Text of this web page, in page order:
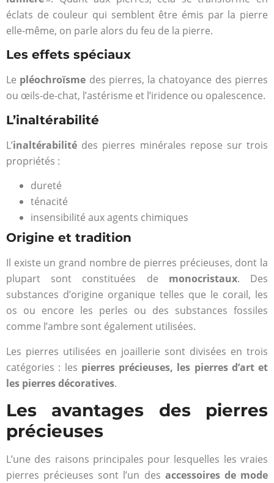
éclats de couleur qui semblent être émis par la pierre
elle-même, on parle alors du feu de la pierre.
Les effets spéciaux
Le pléochroïsme des pierres, la chatoyance des pierres
ou œils-de-chat, l’astérisme et l’iridence ou opalescence.
L’inaltérabilité
L’inaltérabilité des pierres minérales repose sur trois
propriétés :
dureté
ténacité
insensibilité aux agents chimiques
Origine et tradition
Il existe un grand nombre de pierres précieuses, dont la
plupart sont constituées de monocristaux. Des
substances d’origine organique telles que le corail, les
os ou encore les perles ou des substances fossiles
comme l’ambre sont également utilisées.
Les pierres utilisées en joaillerie sont divisées en trois
catégories : les pierres précieuses, les pierres d’art et
les pierres décoratives.
Les avantages des pierres
précieuses
L’une des raisons principales pour lesquelles les vraies
pierres précieuses sont l’un des accessoires de mode